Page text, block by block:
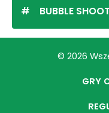
BUBBLE SHOOTER
© 2026
GRY